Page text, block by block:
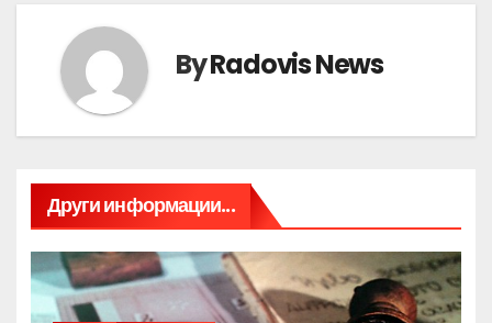
ByRadovis News
Други информации...